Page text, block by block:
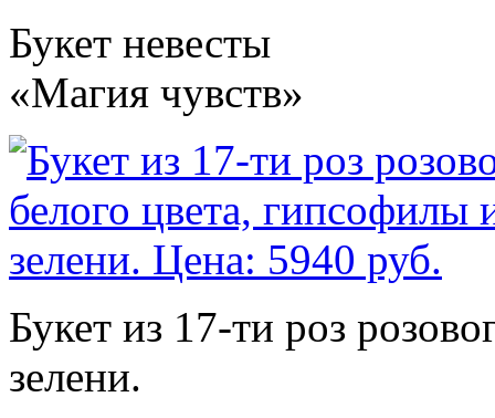
Букет невесты
«Магия чувств»
Букет из 17-ти роз
зелени.